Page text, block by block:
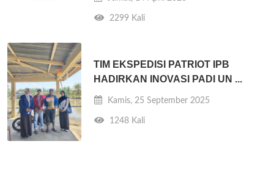
2299 Kali
TIM EKSPEDISI PATRIOT IPB
HADIRKAN INOVASI PADI UN ...
Kamis, 25 September 2025
1248 Kali